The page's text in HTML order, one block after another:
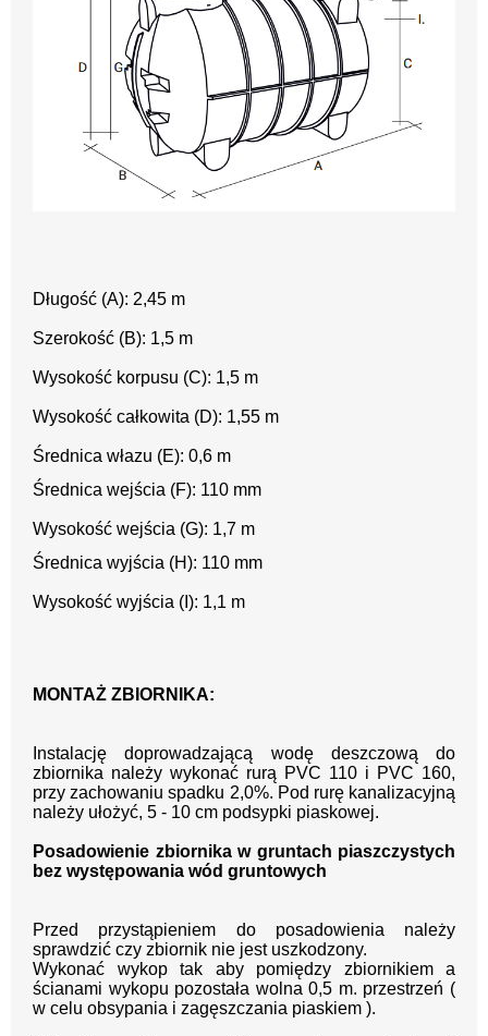
Długość (A): 2,45 m
Szerokość (B): 1,5 m
Wysokość korpusu (C): 1,5 m
Wysokość całkowita (D): 1,55 m
Średnica włazu (E): 0,6 m
Średnica wejścia (F): 110 mm
Wysokość wejścia (G): 1,7 m
Średnica wyjścia (H): 110 mm
Wysokość wyjścia (I): 1,1 m
MONTAŻ ZBIORNIKA:
Instalację doprowadzającą wodę deszczową do
zbiornika należy wykonać rurą PVC 110 i PVC 160,
przy zachowaniu spadku 2,0%. Pod rurę kanalizacyjną
należy ułożyć, 5 - 10 cm podsypki piaskowej.
Posadowienie zbiornika w gruntach piaszczystych
bez występowania wód gruntowych
Przed przystąpieniem do posadowienia należy
sprawdzić czy zbiornik nie jest uszkodzony.
Wykonać wykop tak aby pomiędzy zbiornikiem a
ścianami wykopu pozostała wolna 0,5 m. przestrzeń (
w celu obsypania i zagęszczania piaskiem ).